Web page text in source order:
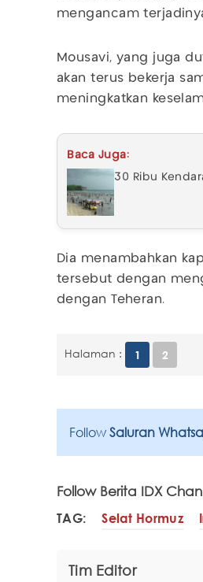
mengancam
Mousavi, yang juga
akan terus bekerja
meningkatkan
Baca Juga:
30 Ribu
Dia menambahkan
tersebut dengan
dengan Teheran.
Halaman : 1 2
Follow Saluran
Follow Berita IDX
TAG: Selat Hormuz
Tim Editor